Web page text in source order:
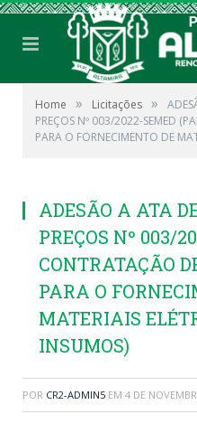
Home » Licitações »
PREÇOS Nº 003/2022-SEMED
PARA O FORNECIMENTO DE
ADESÃO A ATA
PREÇOS Nº 003/
CONTRATAÇÃO
PARA O
MATERIAIS
INSUMOS)
POR CR2-ADMIN5 EM 4 DE